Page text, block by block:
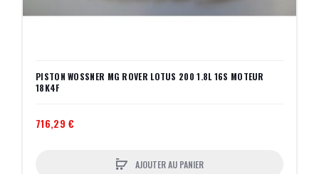
PISTON WOSSNER MG ROVER LOTUS 200 1.8L 16S MOTEUR
18K4F
716,29 €
AJOUTER AU PANIER